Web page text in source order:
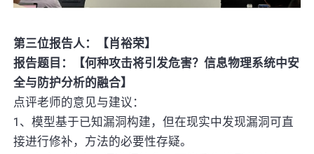
第三位报告人：【肖裕荣】
报告题目：【何种攻击将引发危害？信息物理系统中安
全与防护分析的融合】
点评老师的意见与建议：
1、模型基于已知漏洞构建，但在现实中发现漏洞可直
接进行修补，方法的必要性存疑。